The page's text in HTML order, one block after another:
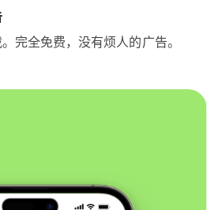
完全免费，没有烦人的广告。